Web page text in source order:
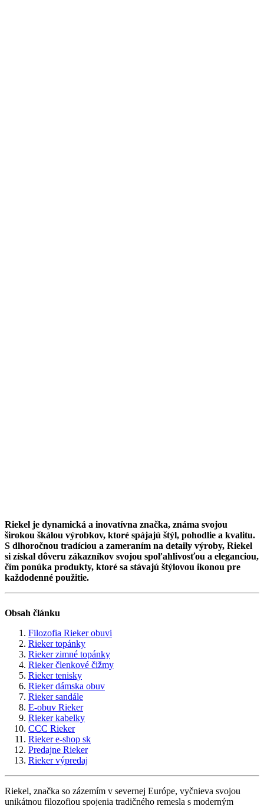
Riekel je dynamická a inovatívna značka, známa svojou
širokou škálou výrobkov, ktoré spájajú štýl, pohodlie a kvalitu.
S dlhoročnou tradíciou a zameraním na detaily výroby, Riekel
si získal dôveru zákazníkov svojou spoľahlivosťou a eleganciou,
čím ponúka produkty, ktoré sa stávajú štýlovou ikonou pre
každodenné použitie.
Obsah článku
Filozofia Rieker obuvi
Rieker topánky
Rieker zimné topánky
Rieker členkové čižmy
Rieker tenisky
Rieker dámska obuv
Rieker sandále
E-obuv Rieker
Rieker kabelky
CCC Rieker
Rieker e-shop sk
Predajne Rieker
Rieker výpredaj
Riekel, značka so zázemím v severnej Európe, vyčnieva svojou
unikátnou filozofiou spojenia tradičného remesla s moderným